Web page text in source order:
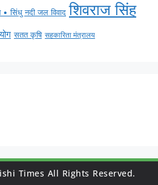
सिंधु नदी जल विवाद शिवराज सिंह
सतत कृषि सहकारिता मंत्रालय
Times All Rights Reserved.